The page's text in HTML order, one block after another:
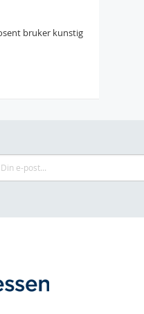
bruker kunstig